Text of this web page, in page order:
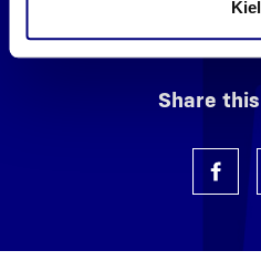
Share